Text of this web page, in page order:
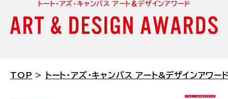
エントリーする
エントリー方法 エントリー作品
トート・アズ・キャンバス アート＆デザインアワード
TOP > トート・アズ・キャンバス アート&デザインアワー